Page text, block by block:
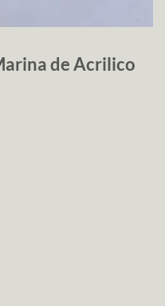
de Acrilico